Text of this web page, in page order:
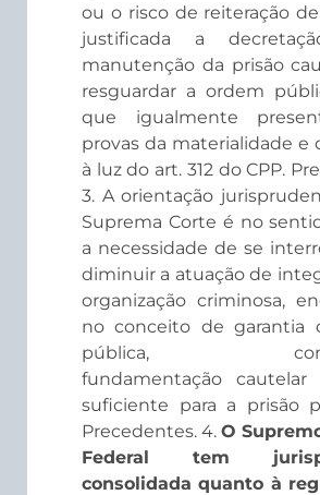
ou o risco de reiteração
justificada a
manutenção da prisão
resguardar a ordem
que igualmente
provas da materialidade e
à luz do art. 312 do CPP.
3. A orientação
Suprema Corte é no
a necessidade de se
diminuir a atuação de
organização criminosa,
no conceito de garantia
pública,
fundamentação
suficiente para a prisão
Precedentes. 4. O
Federal tem
consolidada quanto à